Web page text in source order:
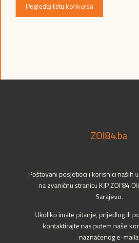
Pogledaj listu konkursa
ZOI84.ba
Poštovani posjetioci i korisnici naših
na zvaničnu stranicu KJP ZOI'84
Sarajevo.
Ukoliko imate pitanje, prijedlog ili
kontaktirajte nas putem naše
naznačenog e-maila!